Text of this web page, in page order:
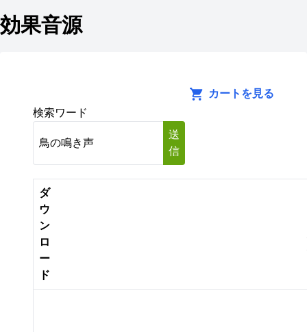
効果音源
カートを見る
検索ワード
送
信
ダ
ウ
ン
ロ
ー
ド